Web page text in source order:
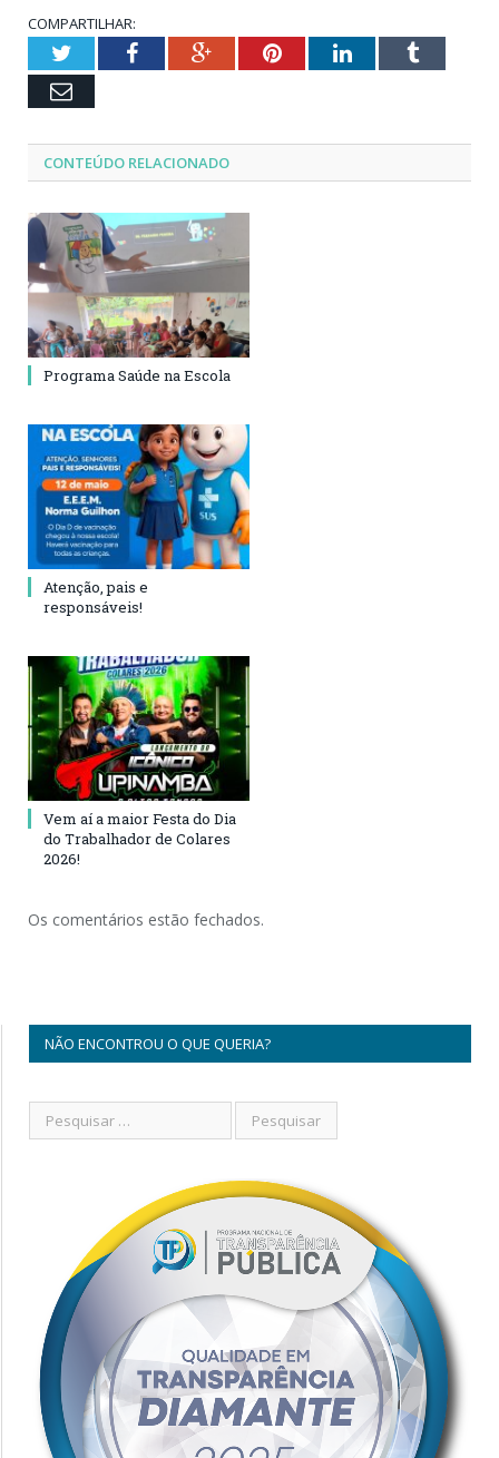
COMPARTILHAR:
TwitterFacebookGoogle+PinterestLinkedInTumblr
Email
CONTEÚDO RELACIONADO
Programa Saúde na Escola
Atenção, pais e
responsáveis!
Vem aí a maior Festa do Dia
do Trabalhador de Colares
2026!
Os comentários estão fechados.
NÃO ENCONTROU O QUE QUERIA?